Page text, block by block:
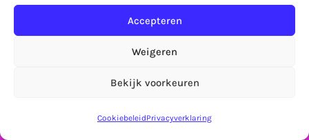
Accepteren
Weigeren
Bekijk voorkeuren
CookiebeleidPrivacyverklaring
Let op! Bestellingen in de webshop worden pas
vanaf 7 september verzonden!
Artikel 11. Overmacht